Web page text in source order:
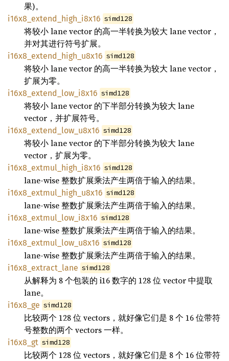
果)。
i16x8_extend_high_i8x16 simd128
将较小 lane vector 的高一半转换为较大 lane vector，
并对其进行符号扩展。
i16x8_extend_high_u8x16 simd128
将较小 lane vector 的高一半转换为较大 lane vector，
扩展为零。
i16x8_extend_low_i8x16 simd128
将较小 lane vector 的下半部分转换为较大 lane
vector，并扩展符号。
i16x8_extend_low_u8x16 simd128
将较小 lane vector 的下半部分转换为较大 lane
vector，扩展为零。
i16x8_extmul_high_i8x16 simd128
lane-wise 整数扩展乘法产生两倍于输入的结果。
i16x8_extmul_high_u8x16 simd128
lane-wise 整数扩展乘法产生两倍于输入的结果。
i16x8_extmul_low_i8x16 simd128
lane-wise 整数扩展乘法产生两倍于输入的结果。
i16x8_extmul_low_u8x16 simd128
lane-wise 整数扩展乘法产生两倍于输入的结果。
i16x8_extract_lane simd128
从解释为 8 个包装的 i16 数字的 128 位 vector 中提取
lane。
i16x8_ge simd128
比较两个 128 位 vectors，就好像它们是 8 个 16 位带符
号整数的两个 vectors 一样。
i16x8_gt simd128
比较两个 128 位 vectors，就好像它们是 8 个 16 位带符